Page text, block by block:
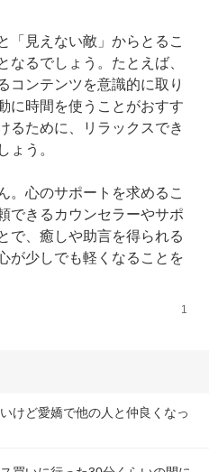
「見えない敵」からとるこ
なるでしょう。たとえば、
コンテンツを意識的に取り
に時間を使うことがおすす
るために、リラックスでき
ょう。
。心のサポートを求めるこ
できるカウンセラーやサポ
で、癒しや助言を得られる
が少しでも軽くなることを
1
けど愛嬌で他の人と仲良くなっ